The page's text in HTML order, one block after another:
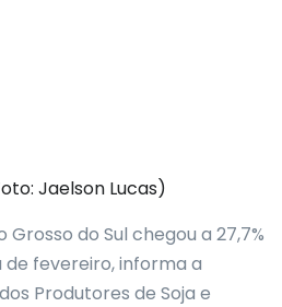
Jaelson Lucas)
do Sul chegou a 27,7%
fevereiro, informa a
Produtores de Soja e